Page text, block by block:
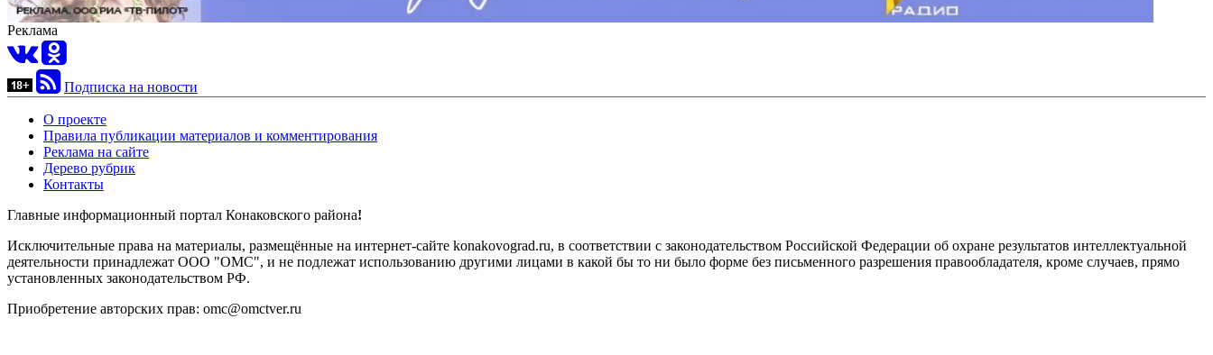
Реклама
Подписка на новости
О проекте
Правила публикации материалов и комментирования
Реклама на сайте
Дерево рубрик
Контакты
Главные информационный портал Конаковского района!
Исключительные права на материалы, размещённые на интернет-сайте konakovograd.ru, в соответствии с законодательством Российской Федерации об охране результатов интеллектуальной
деятельности принадлежат ООО "ОМС", и не подлежат использованию другими лицами в какой бы то ни было форме без письменного разрешения правообладателя, кроме случаев, прямо
установленных законодательством РФ.
Приобретение авторских прав: omc@omctver.ru